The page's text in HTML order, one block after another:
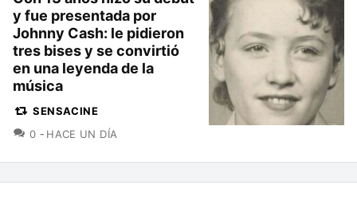
y fue presentada por
Johnny Cash: le pidieron
tres bises y se convirtió
en una leyenda de la
música
SENSACINE
0 COMENTARIOS
HACE UN DÍA